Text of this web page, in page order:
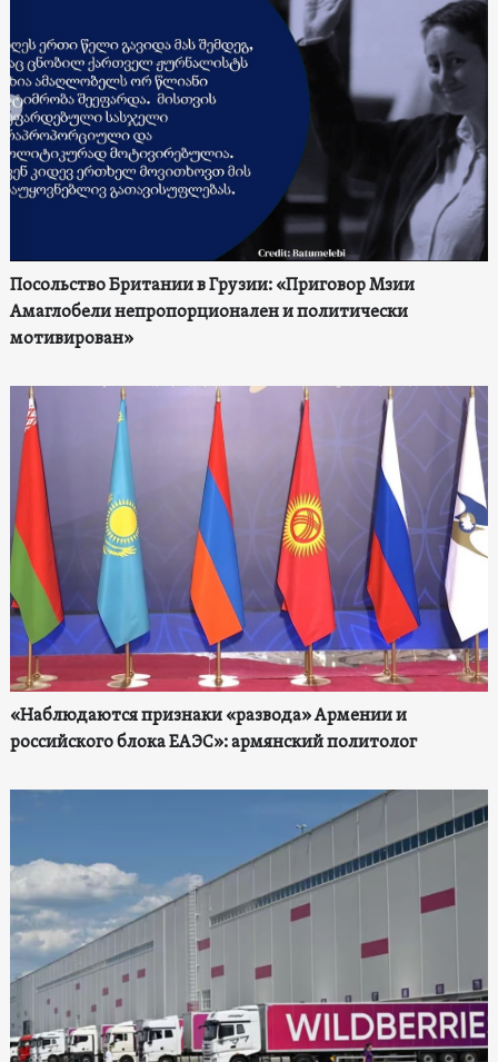
Посольство Британии в Грузии: «Приговор Мзии
Амаглобели непропорционален и политически
мотивирован»
«Наблюдаются признаки «развода» Армении и
российского блока ЕАЭС»: армянский политолог